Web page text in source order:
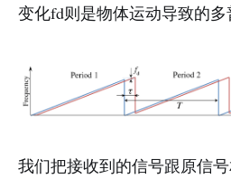
变化fd则是物体运动导致的多
我们把接收到的信号跟原信